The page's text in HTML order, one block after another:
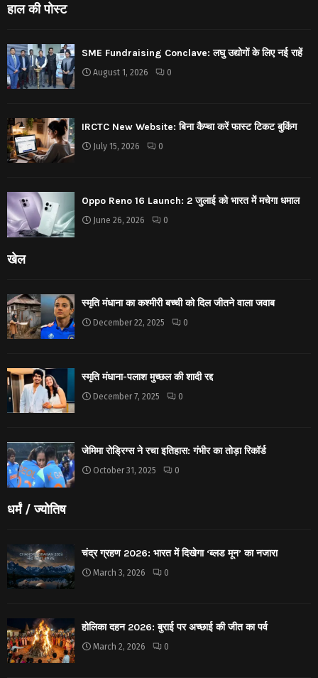
हाल की पोस्ट
SME Fundraising Conclave: लघु उद्योगों के लिए नई राहें
August 1, 2026 0
IRCTC New Website: बिना कैप्चा करें फास्ट टिकट बुकिंग
July 15, 2026 0
Oppo Reno 16 Launch: 2 जुलाई को भारत में मचेगा धमाल
June 26, 2026 0
खेल
स्मृति मंधाना का कश्मीरी बच्ची को दिल जीतने वाला जवाब
December 22, 2025 0
स्मृति मंधाना-पलाश मुच्छल की शादी रद्द
December 7, 2025 0
जेमिमा रोड्रिग्स ने रचा इतिहास: गंभीर का तोड़ा रिकॉर्ड
October 31, 2025 0
धर्मं / ज्योतिष
चंद्र ग्रहण 2026: भारत में दिखेगा ‘ब्लड मून’ का नजारा
March 3, 2026 0
होलिका दहन 2026: बुराई पर अच्छाई की जीत का पर्व
March 2, 2026 0